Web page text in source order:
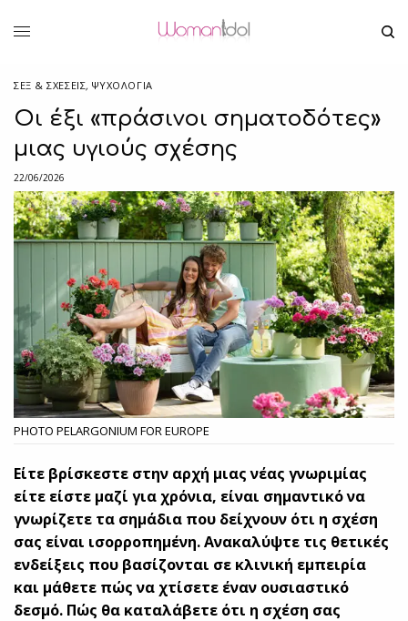
ΣΕΞ & ΣΧΈΣΕΙΣ, ΨΥΧΟΛΟΓΙΑ
Οι έξι «πράσινοι σηματοδότες»
μιας υγιούς σχέσης
22/06/2026
PHOTO PELARGONIUM FOR EUROPE
Είτε βρίσκεστε στην αρχή μιας νέας γνωριμίας
είτε είστε μαζί για χρόνια, είναι σημαντικό να
γνωρίζετε τα σημάδια που δείχνουν ότι η σχέση
σας είναι ισορροπημένη. Ανακαλύψτε τις θετικές
ενδείξεις που βασίζονται σε κλινική εμπειρία
και μάθετε πώς να χτίσετε έναν ουσιαστικό
δεσμό. Πώς θα καταλάβετε ότι η σχέση σας